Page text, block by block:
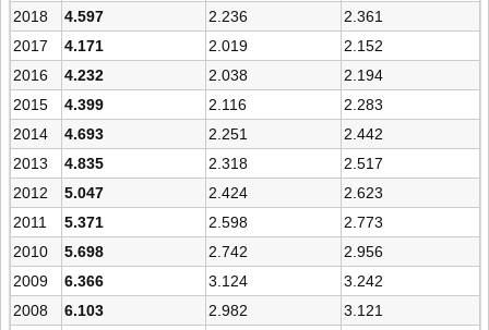
2018
4.597 2.236
2.361
2017
4.171 2.019
2.152
2016
4.232 2.038
2.194
2015
4.399 2.116
2.283
2014
4.693 2.251
2.442
2013
4.835 2.318
2.517
2012
5.047 2.424
2.623
2011
5.371 2.598
2.773
2010
5.698 2.742
2.956
2009
6.366 3.124
3.242
2008
6.103 2.982
3.121